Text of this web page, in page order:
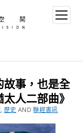
事，也是全
人二部曲》
, 歷史 AND聯經書訊